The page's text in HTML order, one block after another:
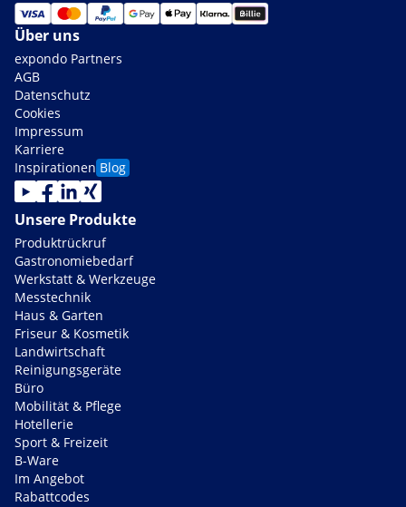
Über uns
expondo Partners
AGB
Datenschutz
Cookies
Impressum
Karriere
Inspirationen Blog
Unsere Produkte
Produktrückruf
Gastronomiebedarf
Werkstatt & Werkzeuge
Messtechnik
Haus & Garten
Friseur & Kosmetik
Landwirtschaft
Reinigungsgeräte
Büro
Mobilität & Pflege
Hotellerie
Sport & Freizeit
B-Ware
Im Angebot
Rabattcodes